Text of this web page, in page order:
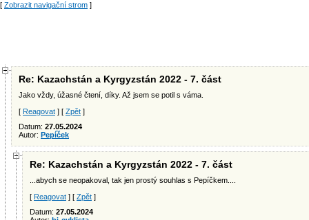
[ Zobrazit navigační strom ]
Re: Kazachstán a Kyrgyzstán 2022 - 7. část
Jako vždy, úžasné čtení, díky. Až jsem se potil s váma.
[ Reagovat ] [ Zpět ]
Datum: 27.05.2024
Autor: Pepíček
Re: Kazachstán a Kyrgyzstán 2022 - 7. část
...abych se neopakoval, tak jen prostý souhlas s Pepíčkem....
[ Reagovat ] [ Zpět ]
Datum: 27.05.2024